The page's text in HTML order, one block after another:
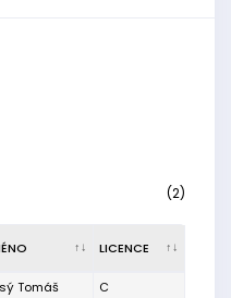
(2)
LICENCE
Tomáš
C